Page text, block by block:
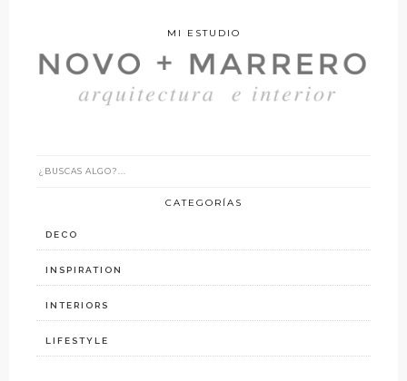
MI ESTUDIO
CATEGORÍAS
DECO
INSPIRATION
INTERIORS
LIFESTYLE